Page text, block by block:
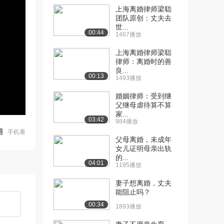
手机看
00:44
上海离婚律师梁聪
团队原创：丈夫去
世...
1467播放
00:13
上海离婚律师梁聪
律师：离婚时的善
良...
1493播放
03:42
婚姻律师：受到继
父继母虐待算不算
家...
984播放
04:01
父母离婚，未成年
女儿证明母亲出轨
的...
1195播放
00:34
妻子想离婚，丈夫
能阻止吗？
1893播放